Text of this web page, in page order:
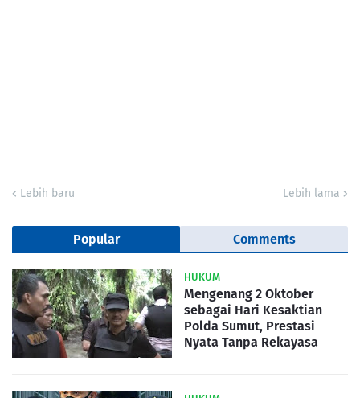
Lebih baru Lebih lama
Popular Comments
HUKUM
Mengenang 2 Oktober
sebagai Hari Kesaktian
Polda Sumut, Prestasi
Nyata Tanpa Rekayasa